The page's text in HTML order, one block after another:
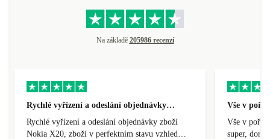
Na základě 205986 recenzí
Rychlé vyřízení a odeslání objednávky…
Rychlé vyřízení a odeslání objednávky zboží
Nokia X20, zboží v perfektním stavu vzhled
Vše v
Vše v
super,